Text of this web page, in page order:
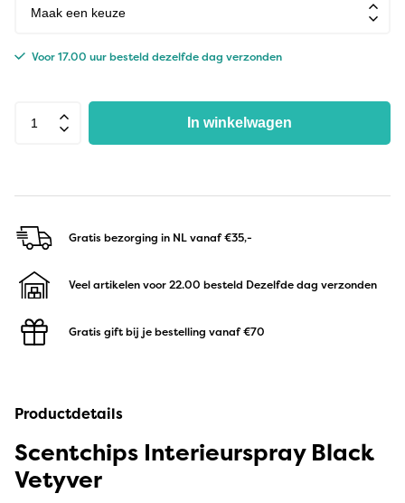
Voor 17.00 uur besteld dezelfde dag verzonden
In winkelwagen
Gratis bezorging in NLvanaf €35,-
Veel artikelen voor 22.00 besteld Dezelfde dag verzonden
Gratis gift bij je bestelling vanaf €70
Productdetails
Scentchips Interieurspray Black
Vetyver